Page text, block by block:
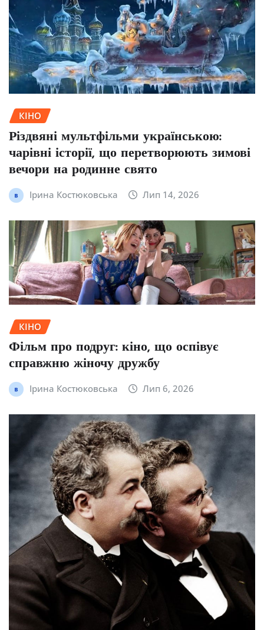
КІНО
Різдвяні мультфільми українською:
чарівні історії, що перетворюють зимові
вечори на родинне свято
Ірина Костюковська Лип 14, 2026
КІНО
Фільм про подруг: кіно, що оспівує
справжню жіночу дружбу
Ірина Костюковська Лип 6, 2026